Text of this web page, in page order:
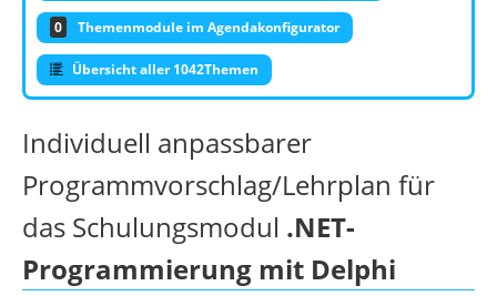
0 Themenmodule im Agendakonfigurator
Übersicht aller 1042Themen
Individuell anpassbarer
Programmvorschlag/Lehrplan für
das Schulungsmodul .NET-
Programmierung mit Delphi